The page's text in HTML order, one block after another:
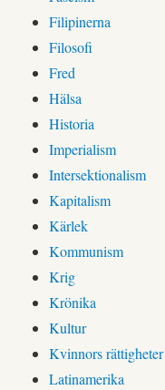
Filipinerna
Filosofi
Fred
Hälsa
Historia
Imperialism
Intersektionalism
Kapitalism
Kärlek
Kommunism
Krig
Krönika
Kultur
Kvinnors rättigheter
Latinamerika